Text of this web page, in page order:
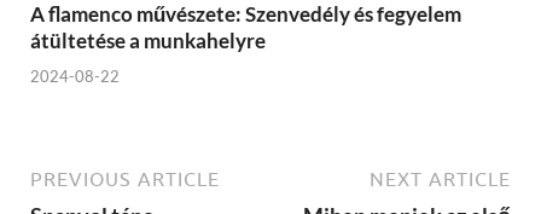
A flamenco művészete: Szenvedély és fegyelem
átültetése a munkahelyre
2024-08-22
PREVIOUS ARTICLE NEXT ARTICLE